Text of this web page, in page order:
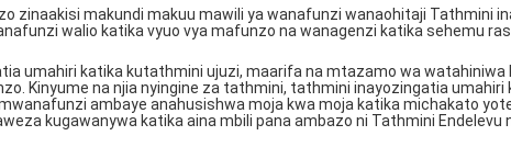
zinaakisi makundi makuu mawili ya wanafunzi wanaohitaji Tathmini
walio katika vyuo vya mafunzo na wanagenzi katika sehemu
umahiri katika kutathmini ujuzi, maarifa na mtazamo wa watahiniwa
Kinyume na njia nyingine za tathmini, tathmini inayozingatia umahiri
ambaye anahusishwa moja kwa moja katika michakato
kugawanywa katika aina mbili pana ambazo ni Tathmini Endelevu